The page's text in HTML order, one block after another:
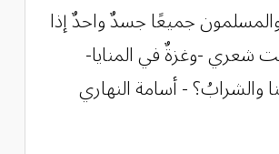
جميعًا جسدٌ واحدٌ إذا
شعري -وغزةٌ في المنايا-
والشرابُ؟ - أسامة النهاري